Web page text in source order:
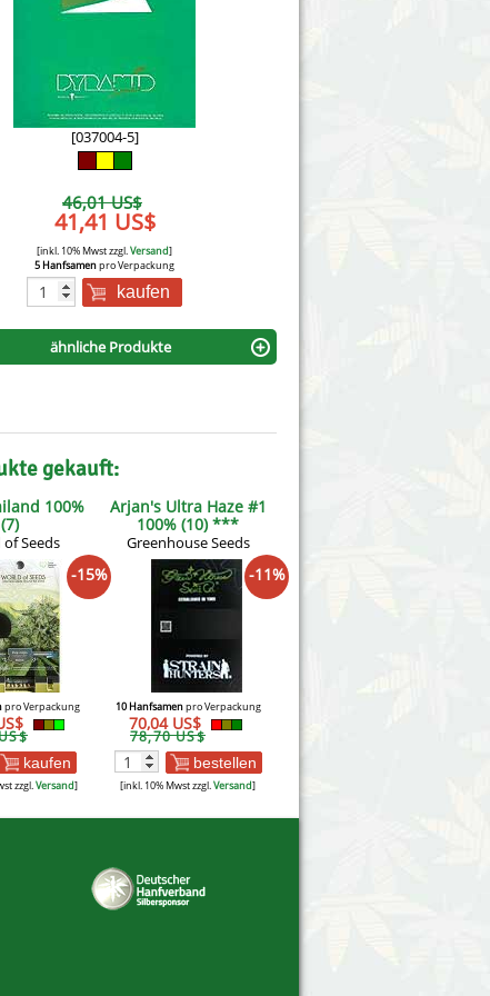
Victory Seeds
Vision Seeds
White Label Seeds
World of Seeds
CBD Nutzhanfsamen
[037004-5]
46,01 US$
41,41 US$
[inkl. 10% Mwst zzgl.Versand]
5 Hanfsamenpro Verpackung
kaufen
ähnliche Produkte
gekauft:
100%
(7)
Seeds
-15%
pro Verpackung
kaufen
zzgl.Versand]
Arjan's Ultra Haze #1
100% (10) ***
Greenhouse Seeds
-11%
10 Hanfsamenpro Verpackung
70,04 US$
78,70 US$
bestellen
[inkl. 10% Mwst zzgl.Versand]